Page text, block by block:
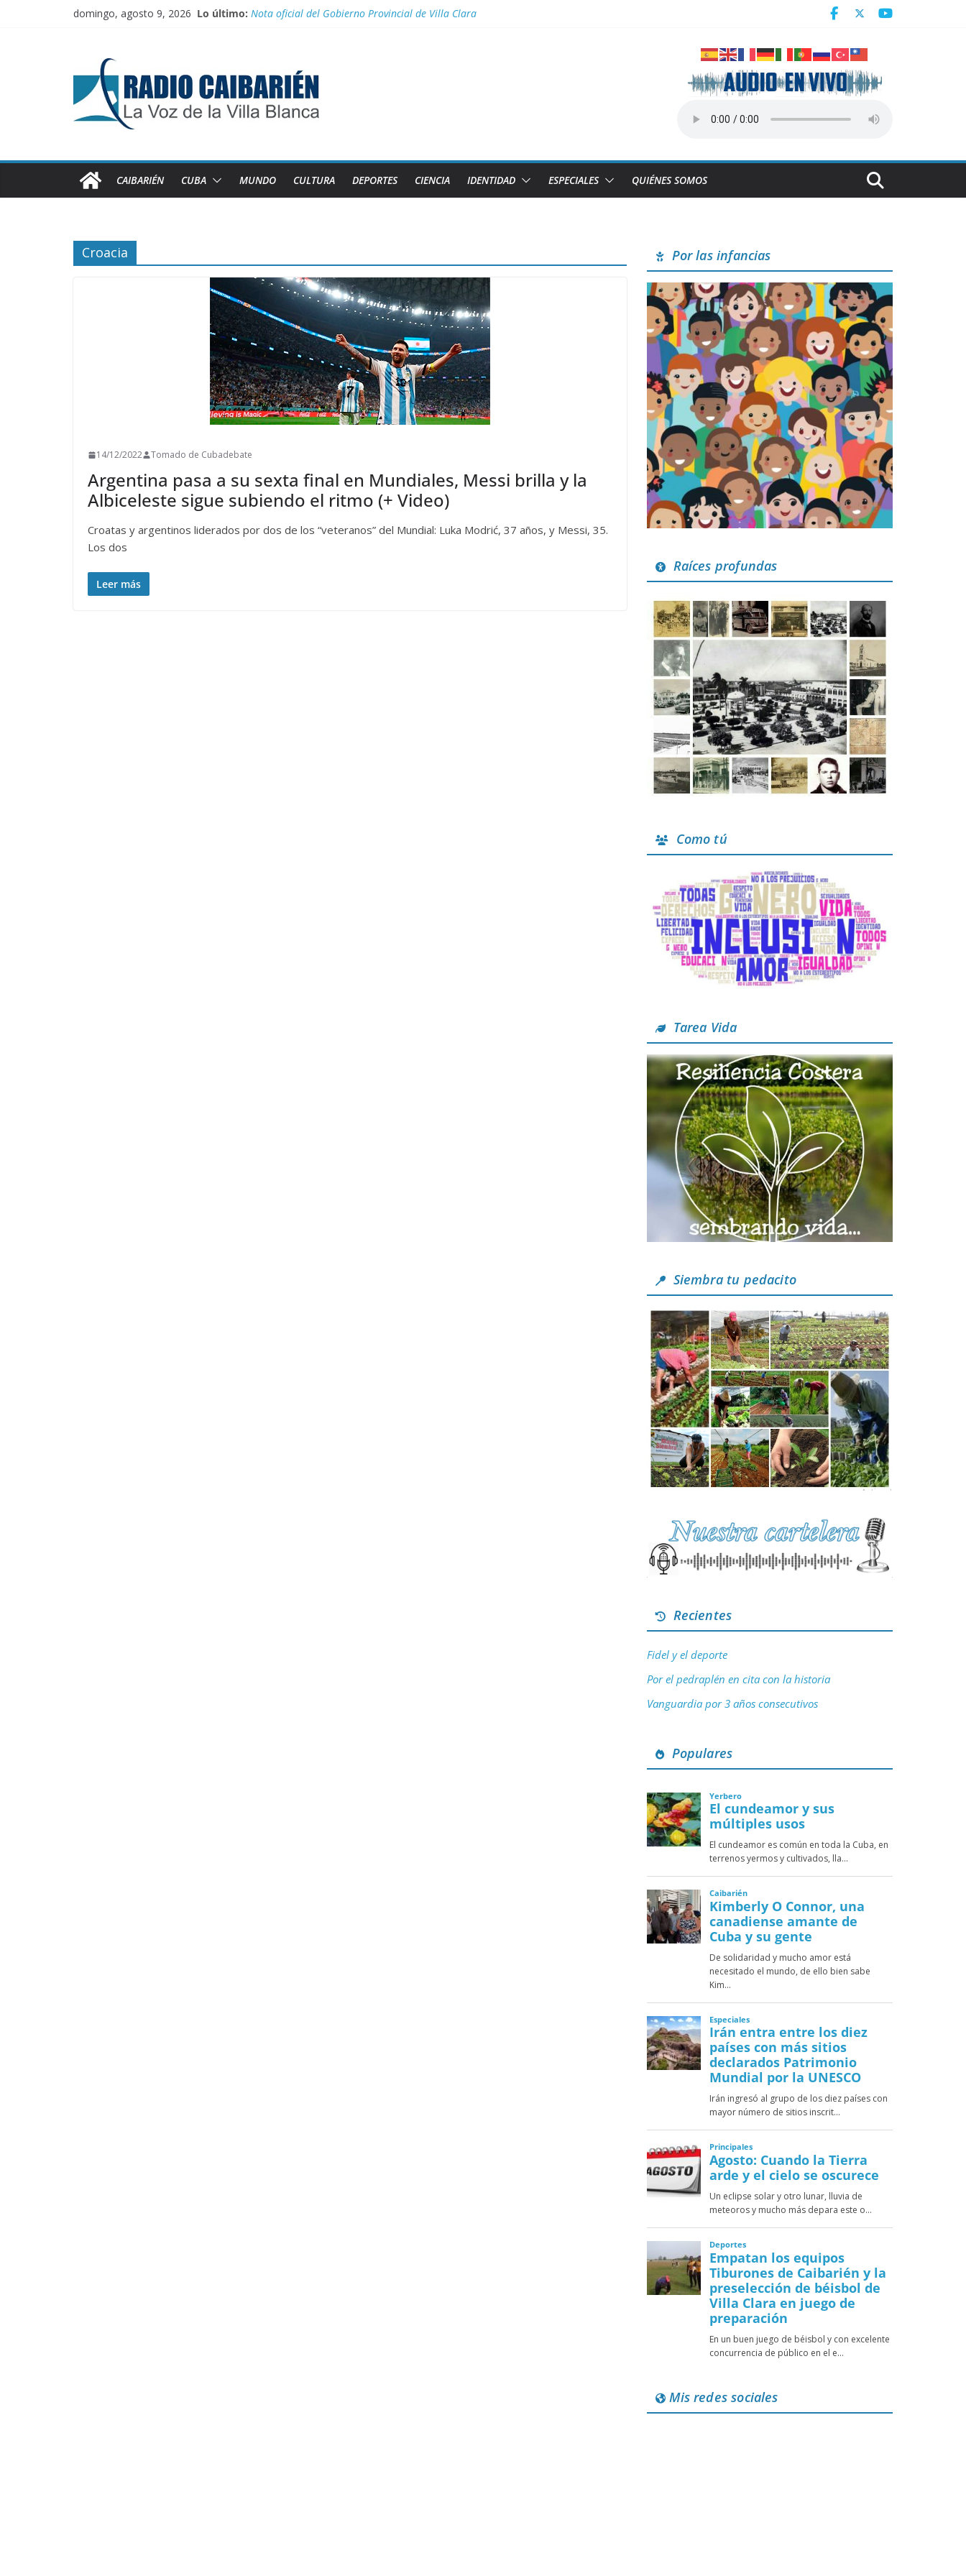
domingo, agosto 9, 2026 Lo último: Nota oficial del Gobierno Provincial de Villa Clara
Nuevos beneficios fiscales para impulsar las energías renovables en Cuba
CAIBARIÉN CUBA MUNDO CULTURA DEPORTES CIENCIA IDENTIDAD ESPECIALES QUIÉNES SOMOS
Croacia
14/12/2022 Tomado de Cubadebate
Argentina pasa a su sexta final en Mundiales, Messi brilla y la
Albiceleste sigue subiendo el ritmo (+ Video)
Croatas y argentinos liderados por dos de los “veteranos” del Mundial: Luka Modrić, 37 años, y Messi, 35.
Los dos
Leer más
Por las infancias
Raíces profundas
Como tú
Tarea Vida
Siembra tu pedacito
Recientes
Fidel y el deporte
Por el pedraplén en cita con la historia
Vanguardia por 3 años consecutivos
Populares
Mis redes sociales